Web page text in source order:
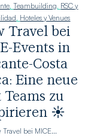
,Teambuilding RSC y
Hoteles y Venues
Travel bei
Events in
Costa
Eine neue
Teams zu
☀️
Travel bei MICE...